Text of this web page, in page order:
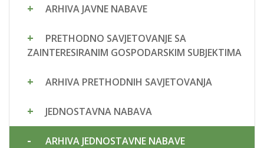
ARHIVA JAVNE NABAVE
PRETHODNO SAVJETOVANJE SA
ZAINTERESIRANIM GOSPODARSKIM SUBJEKTIMA
ARHIVA PRETHODNIH SAVJETOVANJA
JEDNOSTAVNA NABAVA
ARHIVA JEDNOSTAVNE NABAVE